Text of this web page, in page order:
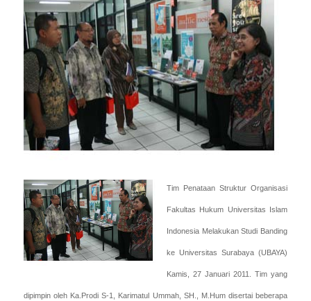
Tim Penataan Struktur Organisasi
Fakultas Hukum Universitas Islam
Indonesia Melakukan Studi Banding
ke Universitas Surabaya (UBAYA)
Kamis, 27 Januari 2011. Tim yang
dipimpin oleh Ka.Prodi S-1, Karimatul Ummah, SH., M.Hum disertai beberapa